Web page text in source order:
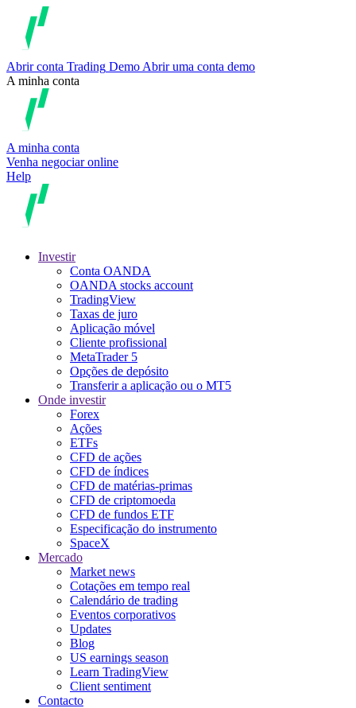
Abrir conta Trading Demo Abrir uma conta demo
A minha conta
A minha conta
Venha negociar online
Help
Investir
Conta OANDA
OANDA stocks account
TradingView
Taxas de juro
Aplicação móvel
Cliente profissional
MetaTrader 5
Opções de depósito
Transferir a aplicação ou o MT5
Onde investir
Forex
Ações
ETFs
CFD de ações
CFD de índices
CFD de matérias-primas
CFD de criptomoeda
CFD de fundos ETF
Especificação do instrumento
SpaceX
Mercado
Market news
Cotações em tempo real
Calendário de trading
Eventos corporativos
Updates
Blog
US earnings season
Learn TradingView
Client sentiment
Contacto